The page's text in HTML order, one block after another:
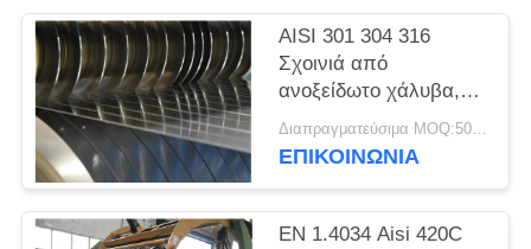
POLICY
AISI 301 304 316
Σχοινιά από
ανοξείδωτο χάλυβα,
λωρίδες ακριβείας,
φύλλα, πλάκες
Διαπραγματεύσιμα MOQ:500 κλ
ΕΠΙΚΟΙΝΩΝΊΑ
EN 1.4034 Aisi 420C